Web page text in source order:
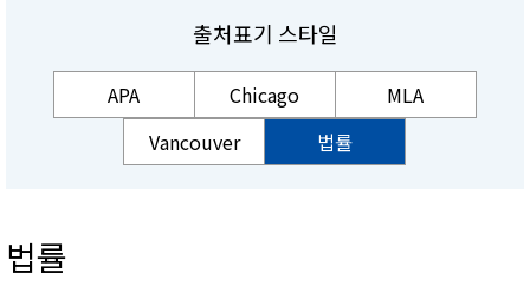
출처표기 스타일
APA Chicago
MLA
Vancouver
법률
법률